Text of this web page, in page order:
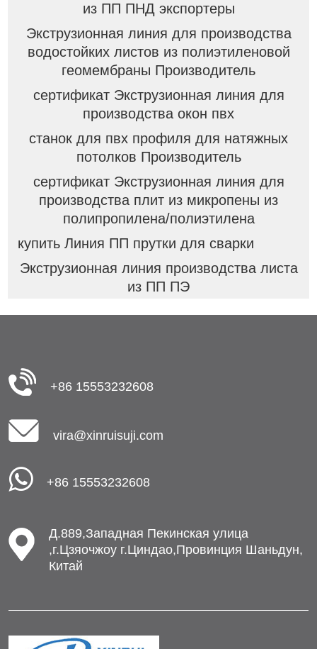
из ПП ПНД экспортеры
Экструзионная линия для производства
водостойких листов из полиэтиленовой
геомембраны Производитель
сертификат Экструзионная линия для
производства окон пвх
станок для пвх профиля для натяжных
потолков Производитель
сертификат Экструзионная линия для
производства плит из микропены из
полипропилена/полиэтилена
купить Линия ПП прутки для сварки
Экструзионная линия производства листа
из ПП ПЭ
+86 15553232608
vira@xinruisuji.com
+86 15553232608
Д.889,Западная Пекинская улица
,г.Цзяочжоу г.Циндао,Провинция Шаньдун,
Китай